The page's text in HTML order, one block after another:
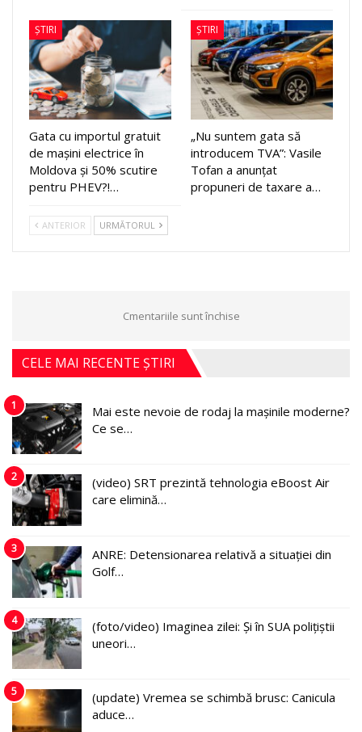
ȘTIRI
Gata cu importul gratuit
de mașini electrice în
Moldova și 50% scutire
pentru PHEV?!…
ȘTIRI
„Nu suntem gata să
introducem TVA”: Vasile
Tofan a anunțat
propuneri de taxare a…
ANTERIOR URMĂTORUL
Cmentariile sunt închise
CELE MAI RECENTE ȘTIRI
1
Mai este nevoie de rodaj la mașinile moderne?
Ce se…
2
(video) SRT prezintă tehnologia eBoost Air
care elimină…
3
ANRE: Detensionarea relativă a situației din
Golf…
4
(foto/video) Imaginea zilei: Și în SUA polițiștii
uneori…
5
(update) Vremea se schimbă brusc: Canicula
aduce…